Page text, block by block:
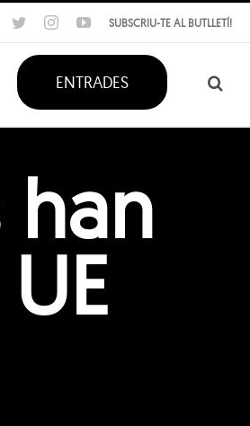
SUBSCRIU-TE AL BUTLLETÍ!
Facebook
TwitterInstagramYouTube
ENTRADES